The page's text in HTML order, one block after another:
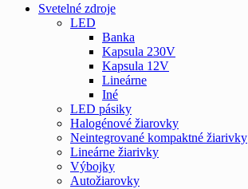
Svetelné zdroje
LED
Banka
Kapsula 230V
Kapsula 12V
Lineárne
Iné
LED pásiky
Halogénové žiarovky
Neintegrované kompaktné žiarivky
Lineárne žiarivky
Výbojky
Autožiarovky